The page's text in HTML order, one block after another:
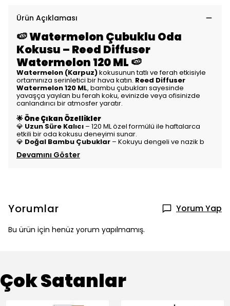
Ürün Açıklaması
🍉 Watermelon Çubuklu Oda
Kokusu – Reed Diffuser
Watermelon 120 ML 🍉
Watermelon (Karpuz)kokusunun tatlı ve ferah etkisiyle
ortamınıza serinletici bir hava katın. Reed Diffuser
Watermelon 120 ML, bambu çubukları sayesinde
yavaşça yayılan bu ferah koku, evinizde veya ofisinizde
canlandırıcı bir atmosfer yaratır.
🌟 Öne Çıkan Özellikler
💎 Uzun Süre Kalıcı – 120 ML özel formülü ile haftalarca
etkili bir oda kokusu deneyimi sunar.
💎 Doğal Bambu Çubuklar – Kokuyu dengeli ve nazik b
Devamını Göster
Yorumlar Yorum Yap
Bu ürün için henüz yorum yapılmamış.
Çok Satanlar